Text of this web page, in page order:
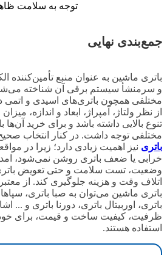
توجه به سلامت
جمع‌بندی نهایی
باتری ماشین به عنوان منبع تأمین‌کننده
و سرمنشأ سیستم برقی آن شناخته
مختلفی همچون باتری‌های اسیدی و اتمی
از نظر ولتاژ، آمپراژ، ابعاد و اندازه،
تنوع بالایی داشته باشد و برای خرید آن‌ها
مختلفی توجه داشت. در کنار انتخاب صحیح
باتری نیز اهمیت زیادی دارد؛ زیرا در
خرابی یا ضعف باتری روشن نمی‌شود،
وضعیت، تست سلامت و حتی تعویض
اتلاف وقت و هزینه جلوگیری کند. از
باتری ماشین می‌توان به صبا باتری، سپاهان
باتری، اوربیتال باتری، دورنا باتری و ...
ظرفیت، کیفیت ساخت و قیمت، برای
استفاده هستند.